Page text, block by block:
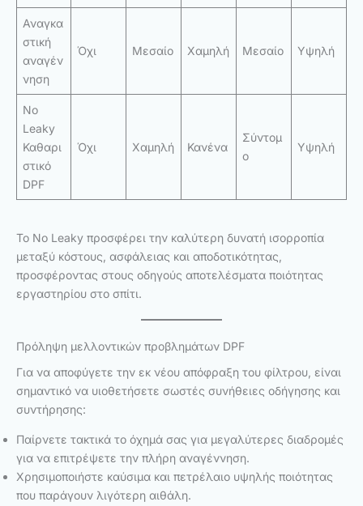
Αναγκα
στική
αναγέν
νηση
Όχι Μεσαίο Χαμηλή Μεσαίο Υψηλή
No
Leaky
Καθαρι
στικό
DPF
Όχι Χαμηλή Κανένα
Σύντομ
ο
Υψηλή
Το No Leaky προσφέρει την καλύτερη δυνατή ισορροπία
μεταξύ κόστους, ασφάλειας και αποδοτικότητας,
προσφέροντας στους οδηγούς αποτελέσματα ποιότητας
εργαστηρίου στο σπίτι.
Πρόληψη μελλοντικών προβλημάτων DPF
Για να αποφύγετε την εκ νέου απόφραξη του φίλτρου, είναι
σημαντικό να υιοθετήσετε σωστές συνήθειες οδήγησης και
συντήρησης:
Παίρνετε τακτικά το όχημά σας για μεγαλύτερες διαδρομές
για να επιτρέψετε την πλήρη αναγέννηση.
Χρησιμοποιήστε καύσιμα και πετρέλαιο υψηλής ποιότητας
που παράγουν λιγότερη αιθάλη.